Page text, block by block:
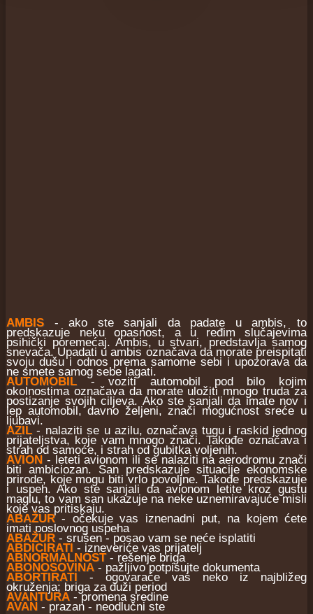
AMBIS - ako ste sanjali da padate u ambis, to
predskazuje neku opasnost, a u ređim slučajevima
psihički poremećaj. Ambis, u stvari, predstavlja samog
snevača. Upadati u ambis označava da morate preispitati
svoju dušu i odnos prema samome sebi i upozorava da
ne smete samog sebe lagati.
AUTOMOBIL - voziti automobil pod bilo kojim
okolnostima označava da morate uložiti mnogo truda za
postizanje svojih ciljeva. Ako ste sanjali da imate nov i
lep automobil, davno željeni, znači mogućnost sreće u
ljubavi.
AZIL - nalaziti se u azilu, označava tugu i raskid jednog
prijateljstva, koje vam mnogo znači. Takođe označava i
strah od samoće, i strah od gubitka voljenih.
AVION - leteti avionom ili se nalaziti na aerodromu znači
biti ambiciozan. San predskazuje situacije ekonomske
prirode, koje mogu biti vrlo povoljne. Takođe predskazuje
i uspeh. Ako ste sanjali da avionom letite kroz gustu
maglu, to vam san ukazuje na neke uznemiravajuće misli
koje vas pritiskaju.
ABAŽUR- očekuje vas iznenadni put, na kojem ćete
imati poslovnog uspeha
ABAŽUR - srušen - posao vam se neće isplatiti
ABDICIRATI - izneveriće vas prijatelj
ABNORMALNOST- rešenje briga
ABONOSOVINA - pažljivo potpisujte dokumenta
ABORTIRATI - ogovaraće vas neko iz najbližeg
okruženja; briga za duži period
AVANTURA - promena sredine
AVAN - prazan - neodlučni ste